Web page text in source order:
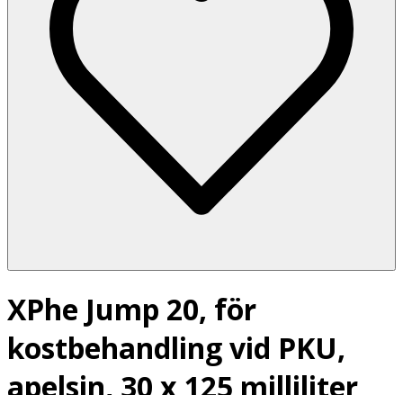
XPhe Jump 20, för
kostbehandling vid PKU,
apelsin, 30 x 125 milliliter